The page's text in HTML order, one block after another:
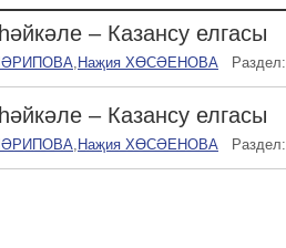
– Казансу елгасы
, Наҗия ХӨСӘЕНОВА Раздел:
– Казансу елгасы
, Наҗия ХӨСӘЕНОВА Раздел: